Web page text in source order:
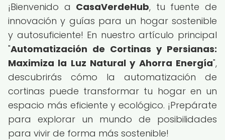
¡Bienvenido a CasaVerdeHub, tu fuente de
innovación y guías para un hogar sostenible
y autosuficiente! En nuestro artículo principal
"Automatización de Cortinas y Persianas:
Maximiza la Luz Natural y Ahorra Energía",
descubrirás cómo la automatización de
cortinas puede transformar tu hogar en un
espacio más eficiente y ecológico. ¡Prepárate
para explorar un mundo de posibilidades
para vivir de forma más sostenible!